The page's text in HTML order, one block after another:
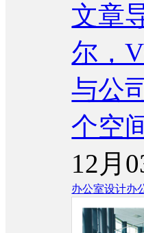
文章
尔，
与公
个空
12月
办公室设计办